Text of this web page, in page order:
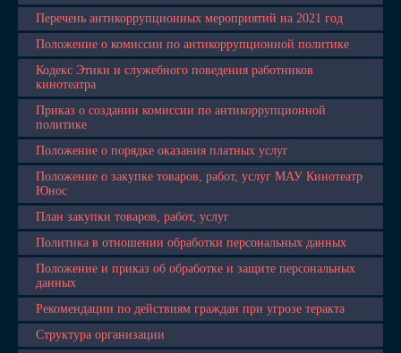
Перечень антикоррупционных мероприятий на 2021 год
Положение о комиссии по антикоррупционной политике
Кодекс Этики и служебного поведения работников
кинотеатра
Приказ о создании комиссии по антикоррупционной
политике
Положение о порядке оказания платных услуг
Положение о закупке товаров, работ, услуг МАУ Кинотеатр
Юнос
План закупки товаров, работ, услуг
Политика в отношении обработки персональных данных
Положение и приказ об обработке и защите персональных
данных
Рекомендации по действиям граждан при угрозе теракта
Структура организации